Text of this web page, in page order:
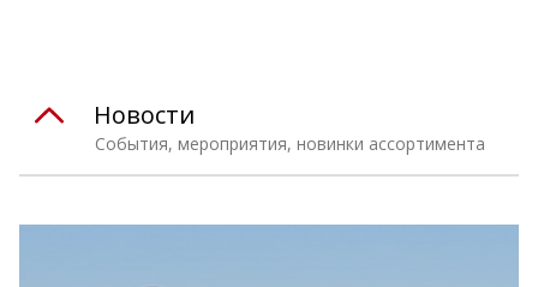
События, мероприятия, новинки ассортимента
Новости